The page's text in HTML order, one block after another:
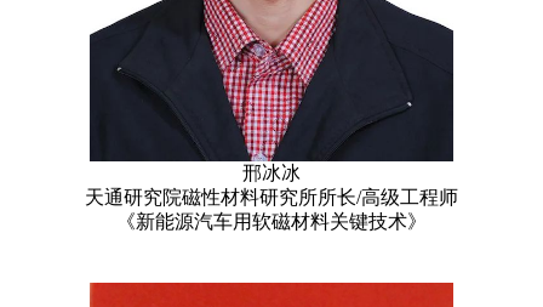
邢冰冰
天通研究院磁性材料研究所所长/高级工程师
《新能源汽车用软磁材料关键技术》